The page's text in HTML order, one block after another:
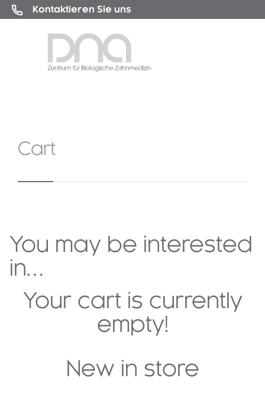
Kontaktieren Sie uns
Cart
You may be interested
in…
Your cart is currently
empty!
New in store